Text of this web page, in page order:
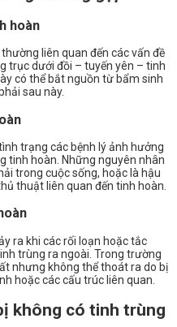
hoàn
liên quan đến các vấn đề
trục dưới đồi – tuyến yên – tinh
có thể bắt nguồn từ bẩm sinh
sau này.
trạng các bệnh lý ảnh hưởng
tinh hoàn. Những nguyên nhân
trong cuộc sống, hoặc là hậu
thuật liên quan đến tinh hoàn.
ra khi các rối loạn hoặc tắc
trùng ra ngoài. Trong trường
nhưng không thể thoát ra do bị
hoặc các cấu trúc liên quan.
không có tinh trùng